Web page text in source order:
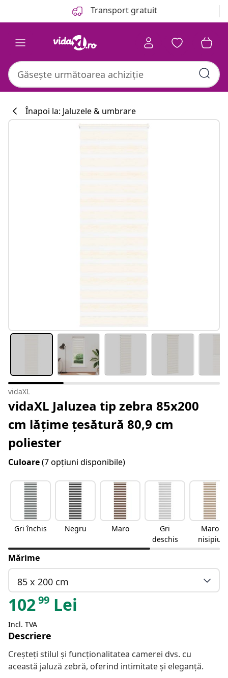
Transport gratuit
Înapoi la: Jaluzele & umbrare
vidaXL
vidaXL Jaluzea tip zebra 85x200
cm lățime țesătură 80,9 cm
poliester
Culoare(7 opțiuni disponibile)
Gri închis Negru Maro
Gri
deschis
Maro
nisipiu
Mărime
85 x 200 cm
10299 Lei
Incl. TVA
Descriere
Creșteți stilul și funcționalitatea camerei dvs. cu
această jaluză zebră, oferind intimitate și eleganță.